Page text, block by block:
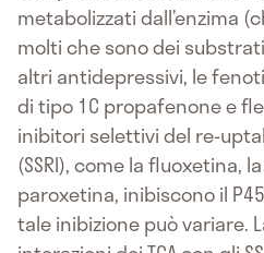
metabolizzati dall’enzima
molti che sono dei
altri antidepressivi, le
di tipo 1C propafenone e
inibitori selettivi del re-
(SSRI), come la fluoxetina,
paroxetina, inibiscono il
tale inibizione può variare.